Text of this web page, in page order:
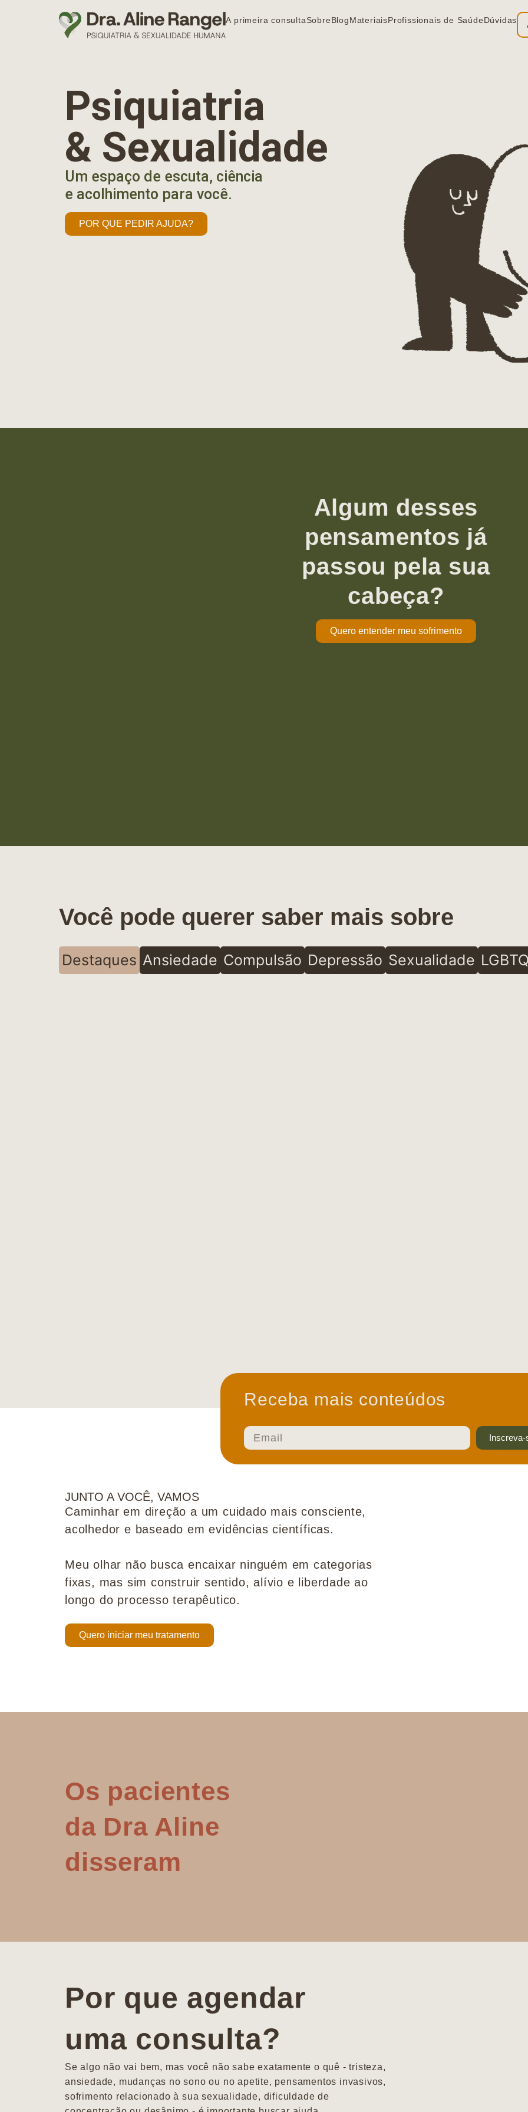
A primeira consultaSobreBlogMateriaisProfissionais de SaúdeDúvidas
Psiquiatria
& Sexualidade
Um espaço de escuta, ciência
e acolhimento para você.
POR QUE PEDIR AJUDA?
Algum desses
pensamentos já
passou pela sua
cabeça?
Quero entender meu sofrimento
Você pode querer saber mais sobre
Destaques Ansiedade Compulsão Depressão Sexualidade
Receba mais conteúdos
Inscreva-
JUNTO A VOCÊ, VAMOS
Caminhar em direção a um cuidado mais consciente,
acolhedor e baseado em evidências científicas.
Meu olhar não busca encaixar ninguém em categorias
fixas, mas sim construir sentido, alívio e liberdade ao
longo do processo terapêutico.
Quero iniciar meu tratamento
Os pacientes
da Dra Aline
disseram
Por que agendar
uma consulta?
Se algo não vai bem, mas você não sabe exatamente o quê - tristeza,
ansiedade, mudanças no sono ou no apetite, pensamentos invasivos,
sofrimento relacionado à sua sexualidade, dificuldade de